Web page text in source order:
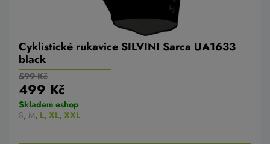
Cyklistické rukavice SILVINI Sarca UA1633
black
599 Kč
499 Kč
Skladem eshop
S, M, L, XL, XXL